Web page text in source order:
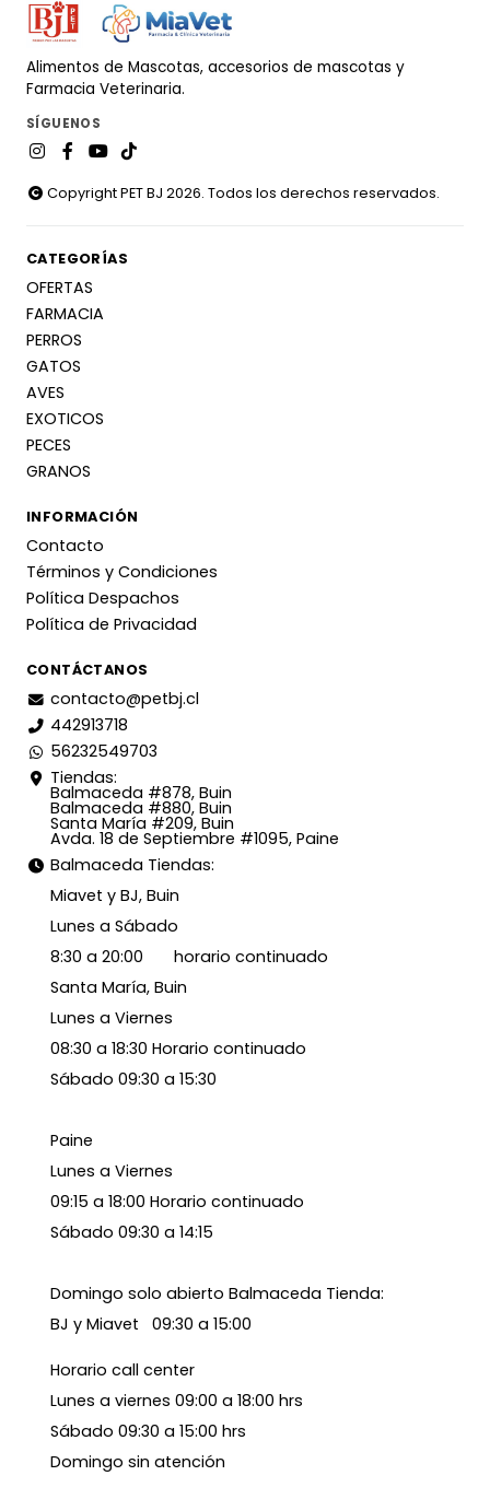
Alimentos de Mascotas, accesorios de mascotas y
Farmacia Veterinaria.
SÍGUENOS
Copyright PET BJ 2026. Todos los derechos reservados.
CATEGORÍAS
OFERTAS
FARMACIA
PERROS
GATOS
AVES
EXOTICOS
PECES
GRANOS
INFORMACIÓN
Contacto
Términos y Condiciones
Política Despachos
Política de Privacidad
CONTÁCTANOS
contacto@petbj.cl
442913718
56232549703
Tiendas:
Balmaceda #878, Buin
Balmaceda #880, Buin
Santa María #209, Buin
Avda. 18 de Septiembre #1095, Paine
Balmaceda Tiendas:
Miavet y BJ, Buin
Lunes a Sábado
8:30 a 20:00 horario continuado
Santa María, Buin
Lunes a Viernes
08:30 a 18:30 Horario continuado
Sábado 09:30 a 15:30
Paine
Lunes a Viernes
09:15 a 18:00 Horario continuado
Sábado 09:30 a 14:15
Domingo solo abierto Balmaceda Tienda:
BJ y Miavet 09:30 a 15:00
Horario call center
Lunes a viernes 09:00 a 18:00 hrs
Sábado 09:30 a 15:00 hrs
Domingo sin atención